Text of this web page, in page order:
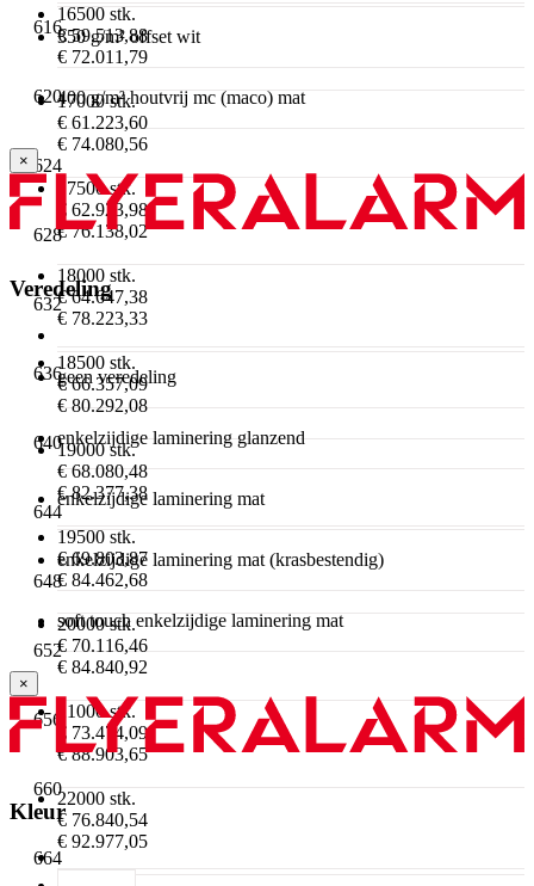
616
620
624
628
632
636
640
644
648
652
656
660
664
16500 stk.
€ 59.513,88
€ 72.011,79
17000 stk.
€ 61.223,60
€ 74.080,56
17500 stk.
€ 62.923,98
€ 76.138,02
18000 stk.
€ 64.647,38
€ 78.223,33
18500 stk.
€ 66.357,09
€ 80.292,08
19000 stk.
€ 68.080,48
€ 82.377,38
19500 stk.
€ 69.803,87
€ 84.462,68
20000 stk.
€ 70.116,46
€ 84.840,92
21000 stk.
€ 73.474,09
€ 88.903,65
22000 stk.
€ 76.840,54
€ 92.977,05
350 g/m² offset wit
400 g/m² houtvrij mc (maco) mat
×
Veredeling
geen veredeling
enkelzijdige laminering glanzend
enkelzijdige laminering mat
enkelzijdige laminering mat (krasbestendig)
soft touch enkelzijdige laminering mat
×
Kleur